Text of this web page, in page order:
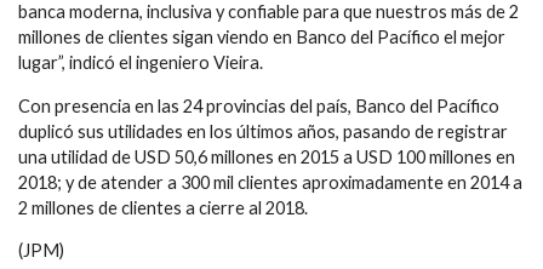
banca moderna, inclusiva y confiable para que nuestros más de 2
millones de clientes sigan viendo en Banco del Pacífico el mejor
lugar”, indicó el ingeniero Vieira.
Con presencia en las 24 provincias del país, Banco del Pacífico
duplicó sus utilidades en los últimos años, pasando de registrar
una utilidad de USD 50,6 millones en 2015 a USD 100 millones en
2018; y de atender a 300 mil clientes aproximadamente en 2014 a
2 millones de clientes a cierre al 2018.
(JPM)